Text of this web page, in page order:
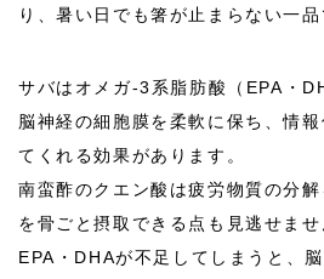
り、暑い日でも箸が止まらない一品
サバはオメガ-3系脂肪酸（EPA・
脳神経の細胞膜を柔軟に保ち、情
てくれる効果があります。
南蛮酢のクエン酸は疲労物質の分
を骨ごと摂取できる点も見逃せませ
EPA・DHAが不足してしまうと、